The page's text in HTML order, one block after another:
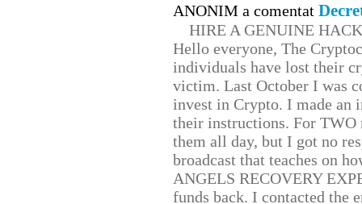
ANONIM a comentat
HIRE A GENUINE
Hello everyone, The
individuals have lost their
victim. Last October I was
invest in Crypto. I made
their instructions. For TWO
them all day, but I got no
broadcast that teaches on
ANGELS RECOVERY
funds back. I contacted the